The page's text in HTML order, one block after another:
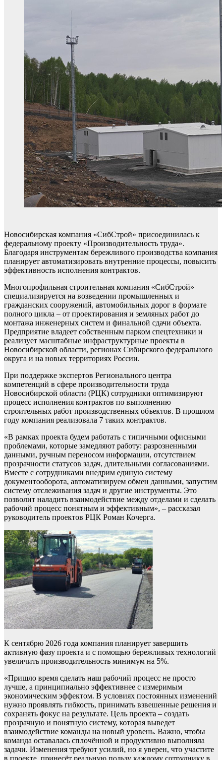
Новосибирская компания «СибСтрой» присоединилась к
федеральному проекту «Производительность труда».
Благодаря инструментам бережливого производства компания
планирует автоматизировать внутренние процессы, повысить
эффективность исполнения контрактов.
Многопрофильная строительная компания «СибСтрой»
специализируется на возведении промышленных и
гражданских сооружений, автомобильных дорог в формате
полного цикла – от проектирования и земляных работ до
монтажа инженерных систем и финальной сдачи объекта.
Предприятие владеет собственным парком спецтехники и
реализует масштабные инфраструктурные проекты в
Новосибирской области, регионах Сибирского федерального
округа и на новых территориях России.
При поддержке экспертов Регионального центра
компетенций в сфере производительности труда
Новосибирской области (РЦК) сотрудники оптимизируют
процесс исполнения контрактов по выполнению
строительных работ производственных объектов. В прошлом
году компания реализовала 7 таких контрактов.
«В рамках проекта будем работать с типичными офисными
проблемами, которые замедляют работу: разрозненными
данными, ручным переносом информации, отсутствием
прозрачности статусов задач, длительными согласованиями.
Вместе с сотрудниками внедрим единую систему
документооборота, автоматизируем обмен данными, запустим
систему отслеживания задач и другие инструменты. Это
позволит наладить взаимодействие между отделами и сделать
рабочий процесс понятным и эффективным», – рассказал
руководитель проектов РЦК Роман Кочерга.
К сентябрю 2026 года компания планирует завершить
активную фазу проекта и с помощью бережливых технологий
увеличить производительность минимум на 5%.
«Пришло время сделать наш рабочий процесс не просто
лучше, а принципиально эффективнее с измеримым
экономическим эффектом. В условиях постоянных изменений
нужно проявлять гибкость, принимать взвешенные решения и
сохранять фокус на результате. Цель проекта – создать
прозрачную и понятную систему, которая выведет
взаимодействие команды на новый уровень. Важно, чтобы
команда оставалась сплочённой и продуктивно выполняла
задачи. Изменения требуют усилий, но я уверен, что участите
в проекте, принесёт реальную пользу каждому сотруднику в